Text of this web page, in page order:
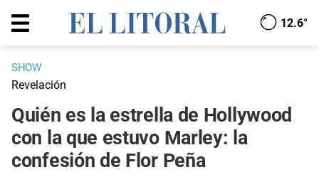
12.6°
SHOW
Revelación
Quién es la estrella de Hollywood
con la que estuvo Marley: la
confesión de Flor Peña